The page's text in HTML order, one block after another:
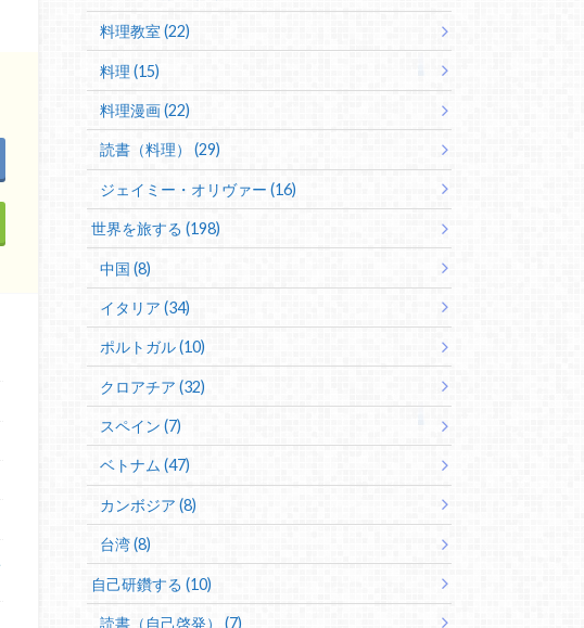
料理教室 (22)
料理 (15)
料理漫画 (22)
読書（料理） (29)
ジェイミー・オリヴァー (16)
世界を旅する (198)
中国 (8)
イタリア (34)
ポルトガル (10)
クロアチア (32)
スペイン (7)
ベトナム (47)
カンボジア (8)
台湾 (8)
自己研鑽する (10)
読書（自己啓発） (7)